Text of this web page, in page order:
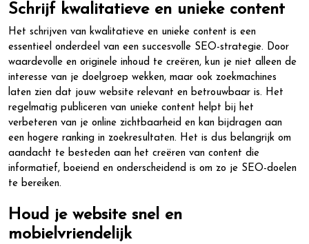
Schrijf kwalitatieve en unieke content
Het schrijven van kwalitatieve en unieke content is een
essentieel onderdeel van een succesvolle SEO-strategie. Door
waardevolle en originele inhoud te creëren, kun je niet alleen de
interesse van je doelgroep wekken, maar ook zoekmachines
laten zien dat jouw website relevant en betrouwbaar is. Het
regelmatig publiceren van unieke content helpt bij het
verbeteren van je online zichtbaarheid en kan bijdragen aan
een hogere ranking in zoekresultaten. Het is dus belangrijk om
aandacht te besteden aan het creëren van content die
informatief, boeiend en onderscheidend is om zo je SEO-doelen
te bereiken.
Houd je website snel en
mobielvriendelijk